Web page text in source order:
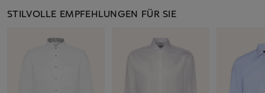
STILVOLLE EMPFEHLUNGEN FÜR SIE